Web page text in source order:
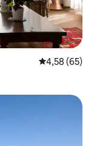
Nilai rata-rata
4,58 (65)